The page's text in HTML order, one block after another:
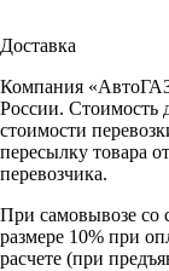
Доставка
Компания
России. Стоимость
стоимости
пересылку товара
перевозчика.
При самовывозе со
размере 10% при
расчете (при